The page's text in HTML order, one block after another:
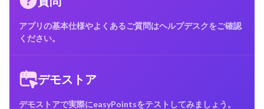
アプリの基本仕様やよくあるご質問はヘルプデスクをご確認
ください。
デモストア
デモストアで実際にeasyPointsをテストしてみましょう。